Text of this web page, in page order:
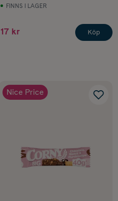
FINNS I LAGER
17 kr Köp
Nice Price